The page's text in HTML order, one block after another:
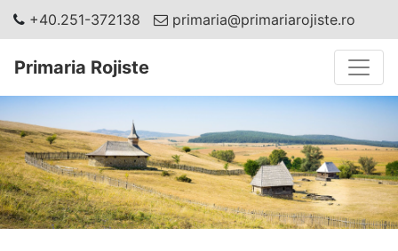
+40.251-372138 primaria@primariarojiste.ro
Primaria Rojiste